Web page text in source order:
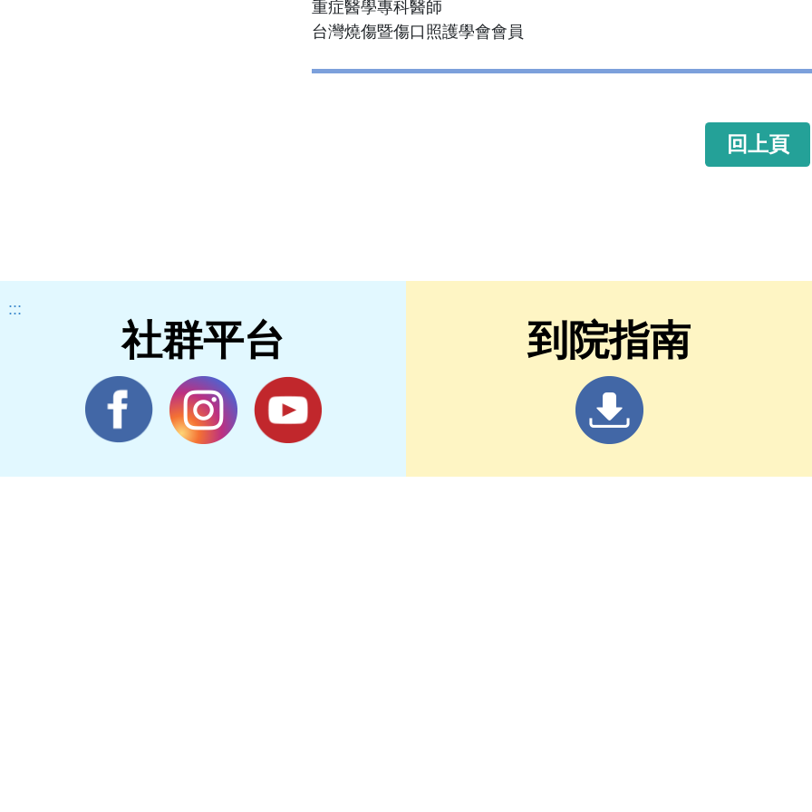
重症醫學專科醫師
台灣燒傷暨傷口照護學會會員
回上頁
:::
社群平台 到院指南